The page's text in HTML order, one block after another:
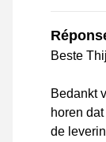
Beste
Bedankt
horen
de